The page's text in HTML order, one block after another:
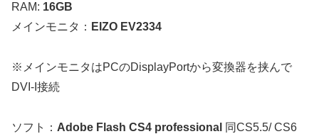
RAM: 16GB
メインモニタ： EIZO EV2334
※メインモニタはPCのDisplayPortから変換器を挟んで
DVI-I接続
ソフト： Adobe Flash CS4 professional 同CS5.5/ CS6